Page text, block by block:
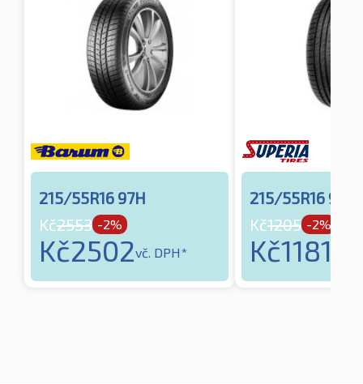
215/55R16 97H
Kč2553 -2%
Kč2502vč. DPH*
215/55R16 97H
Kč1205 -2%
Kč1181